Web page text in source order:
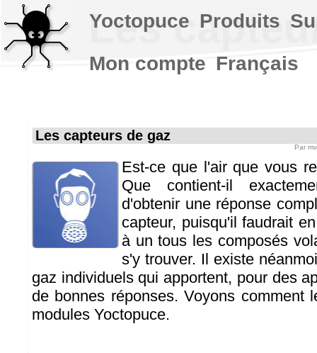
Les
Les capteurs de gaz
Par
Est-ce que l'air que vous
Que contient-il
d'obtenir une réponse
capteur, puisqu'il faudrait
à un tous les composés
s'y trouver. Il existe
gaz individuels qui apportent, pour des
de bonnes réponses. Voyons comment
modules Yoctopuce.
Yoctopuce Produits
Mon compte Français